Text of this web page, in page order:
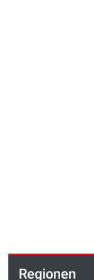
Regionen